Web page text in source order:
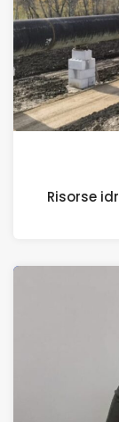
Risorse